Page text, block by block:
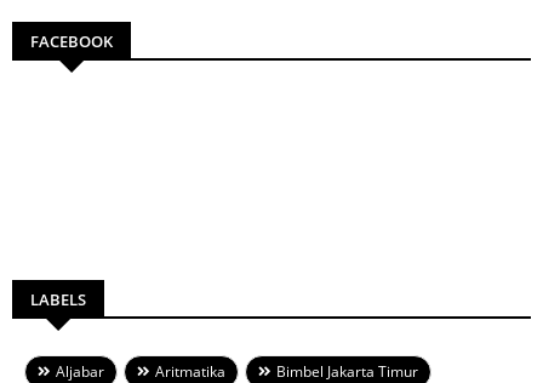
FACEBOOK
LABELS
Aljabar Aritmatika
Bimbel Jakarta Timur